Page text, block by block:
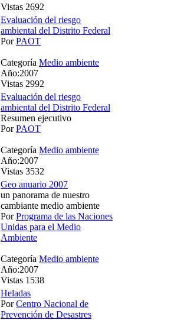
Vistas 2692
Evaluación del riesgo
ambiental del Distrito Federal
PorPAOT
Categoría Medio ambiente
Año:2007
Vistas 2992
Evaluación del riesgo
ambiental del Distrito Federal
Resumen ejecutivo
PorPAOT
Categoría Medio ambiente
Año:2007
Vistas 3532
Geo anuario 2007
un panorama de nuestro
cambiante medio ambiente
PorPrograma de las Naciones
Unidas para el Medio
Ambiente
Categoría Medio ambiente
Año:2007
Vistas 1538
Heladas
PorCentro Nacional de
Prevención de Desastres